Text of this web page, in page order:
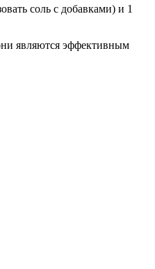
соль с добавками) и 1
являются эффективным